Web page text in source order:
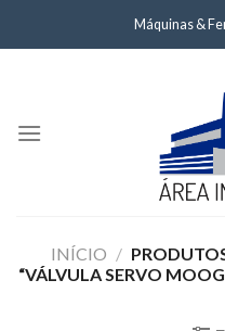
Máquinas &
INÍCIO /
“VÁLVULA SERVO